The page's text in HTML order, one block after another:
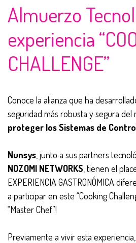
Almuerzo
experiencia
CHALLENGE”
Conoce la alianza que ha
seguridad más robusta y segura del
proteger los Sistemas de
Nunsys , junto a sus partners
NOZOMI NETWORKS , tienen el
EXPERIENCIA GASTRONÓMICA
a participar en este “Cooking
“Master Chef”!
Previamente a vivir esta